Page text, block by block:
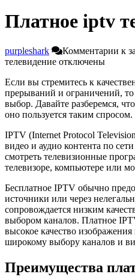
Платное iptv
purpleshark Комментарии к
телевидение отключены
Если вы стремитесь к
прерываний и ограничений,
выбор. Давайте разберемся,
оно пользуется таким спросом.
IPTV (Internet Protocol
видео и аудио контента по
смотреть телевизионные
телевизоре, компьютере или
Бесплатное IPTV обычно
источники или через
сопровождается низким
выбором каналов. Платное
высокое качество
широкому выбору каналов и
Преимущества